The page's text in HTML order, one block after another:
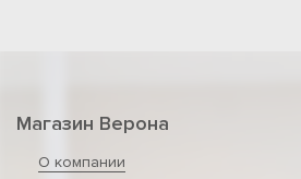
Магазин Верона
О компании